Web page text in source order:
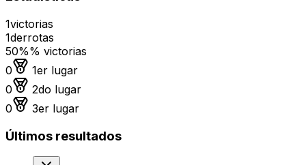
1victorias
1derrotas
50%% victorias
0
Medalla de oro
1er lugar
0
Medalla de plata
2do lugar
0
Medalla de bronce
3er lugar
Últimos resultados